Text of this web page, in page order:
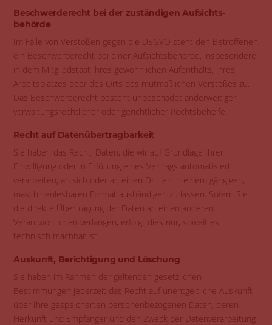
Beschwerde­recht bei der zuständigen Aufsichts­
behörde
Im Falle von Verstößen gegen die DSGVO steht den Betroffenen
ein Beschwerderecht bei einer Aufsichtsbehörde, insbesondere
in dem Mitgliedstaat ihres gewöhnlichen Aufenthalts, ihres
Arbeitsplatzes oder des Orts des mutmaßlichen Verstoßes zu.
Das Beschwerderecht besteht unbeschadet anderweitiger
verwaltungsrechtlicher oder gerichtlicher Rechtsbehelfe.
Recht auf Daten­übertrag­barkeit
Sie haben das Recht, Daten, die wir auf Grundlage Ihrer
Einwilligung oder in Erfüllung eines Vertrags automatisiert
verarbeiten, an sich oder an einen Dritten in einem gängigen,
maschinenlesbaren Format aushändigen zu lassen. Sofern Sie
die direkte Übertragung der Daten an einen anderen
Verantwortlichen verlangen, erfolgt dies nur, soweit es
technisch machbar ist.
Auskunft, Berichtigung und Löschung
Sie haben im Rahmen der geltenden gesetzlichen
Bestimmungen jederzeit das Recht auf unentgeltliche Auskunft
über Ihre gespeicherten personenbezogenen Daten, deren
Herkunft und Empfänger und den Zweck der Datenverarbeitung